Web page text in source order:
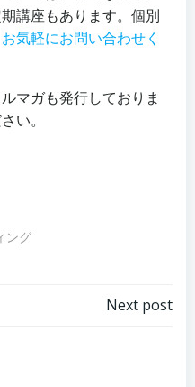
講座もあります。個別
お気軽にお問い合わせく
マガも発行しておりま
い。
ング
Next post